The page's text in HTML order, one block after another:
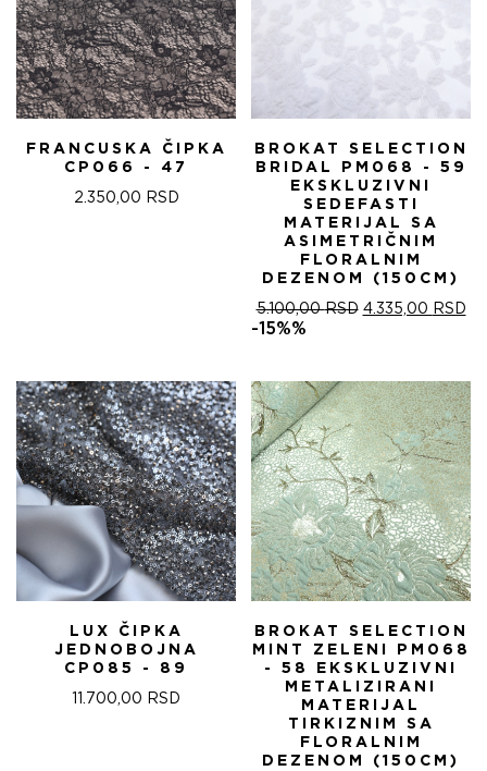
FRANCUSKA ČIPKA
CP066 - 47
2.350,00 RSD
BROKAT SELECTION
BRIDAL PM068 - 59
EKSKLUZIVNI
SEDEFASTI
MATERIJAL SA
ASIMETRIČNIM
FLORALNIM
DEZENOM (150CM)
5.100,00RSD ОРИГИНАЛНА
5.100,00 RSD.
4.335,00 RSD
-15%%
LUX ČIPKA
JEDNOBOJNA
CP085 - 89
11.700,00 RSD
BROKAT SELECTION
MINT ZELENI PM068
- 58 EKSKLUZIVNI
METALIZIRANI
MATERIJAL
TIRKIZNIM SA
FLORALNIM
DEZENOM (150CM)